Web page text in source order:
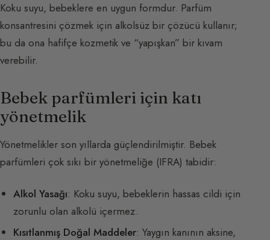
Koku suyu, bebeklere en uygun formdur. Parfüm
konsantresini çözmek için alkolsüz bir çözücü kullanır;
bu da ona hafifçe kozmetik ve “yapışkan” bir kıvam
verebilir.
Bebek parfümleri için katı
yönetmelik
Yönetmelikler son yıllarda güçlendirilmiştir. Bebek
parfümleri çok sıkı bir yönetmeliğe (IFRA) tabidir:
Alkol Yasağı: Koku suyu, bebeklerin hassas cildi için
zorunlu olan alkolü içermez.
Kısıtlanmış Doğal Maddeler: Yaygın kanının aksine,